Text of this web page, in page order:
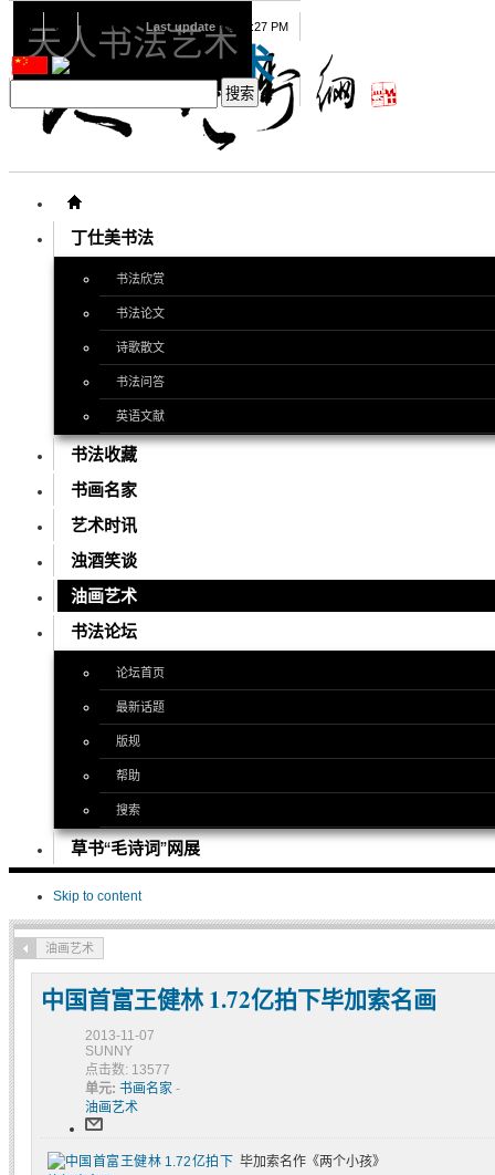
天人书法艺术
丁仕美书法
书法欣赏
书法论文
诗歌散文
书法问答
英语文献
书法收藏
书画名家
艺术时讯
浊酒笑谈
油画艺术
书法论坛
论坛首页
最新话题
版规
帮助
搜索
草书“毛诗词”网展
Skip to content
08 09 2026 Last update 08:15:27 PM
油画艺术
中国首富王健林 1.72亿拍下毕加索名画
2013-11-07
SUNNY
点击数: 13577
单元: 书画名家 -
油画艺术
毕加索名作《两个小孩》
天人书法艺术